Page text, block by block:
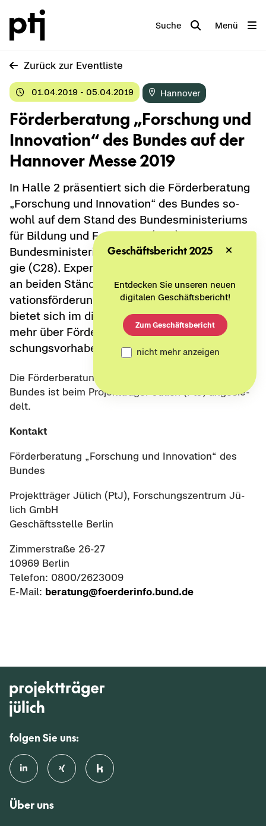
Suche Menü
Zu­rück zur Event­lis­te
01.04.2019 - 05.04.2019 Han­no­ver
För­der­be­ra­tung „For­schung und
In­no­va­ti­on“ des Bun­des auf der
Han­no­ver Messe 2019
In Halle 2 prä­sen­tiert sich die För­der­be­ra­tung
„For­schung und In­no­va­ti­on“ des Bun­des so­
wohl auf dem Stand des Bun­des­mi­nis­te­ri­ums
für Bil­dung und For­schung (B22) als auch des
Bun­des­mi­nis­te­ri­ums für Wirt­schaft und En­er­
gie (C28). Ex­per­tin­nen und Ex­per­ten be­ra­ten
an bei­den Stän­den zur Forschungs-​ und In­no­
va­ti­ons­för­de­rung des Bun­des. In­ter­es­sen­ten
bie­tet sich im di­rek­ten Ge­spräch Ge­le­gen­heit,
mehr über För­der­mög­lich­kei­ten zu ihrem For­
schungs­vor­ha­ben zu er­fah­ren.
Die För­der­be­ra­tung „For­schung und In­no­va­ti­on“ des
Bun­des ist beim Pro­jekt­trä­ger Jü­lich (PtJ) an­ge­sie­
delt.
Kon­takt
För­der­be­ra­tung „For­schung und In­no­va­ti­on“ des
Bun­des
Pro­jekt­trä­ger Jü­lich (PtJ), For­schungs­zen­trum Jü­
lich GmbH
Ge­schäfts­stel­le Ber­lin
Zim­mer­stra­ße 26-27
10969 Ber­lin
Te­le­fon: 0800/2623009
E-​Mail: be­ra­tung@fo­er­der­in­fo.bund.de
folgen Sie uns:
Über uns
Geschäftsbericht 2025
Entdecken Sie unseren neuen
digitalen Geschäftsbericht!
Zum Geschäftsbericht
nicht mehr anzeigen